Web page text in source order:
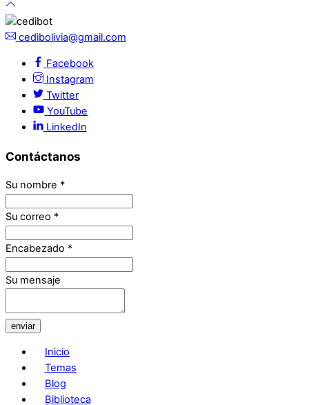
cedibolivia@gmail.com
Facebook
Instagram
Twitter
YouTube
LinkedIn
Contáctanos
Su nombre *
Su correo *
Encabezado *
Su mensaje
enviar
Inicio
Temas
Blog
Biblioteca